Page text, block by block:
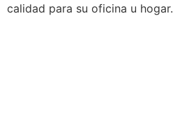
calidad para su oficina u hogar.